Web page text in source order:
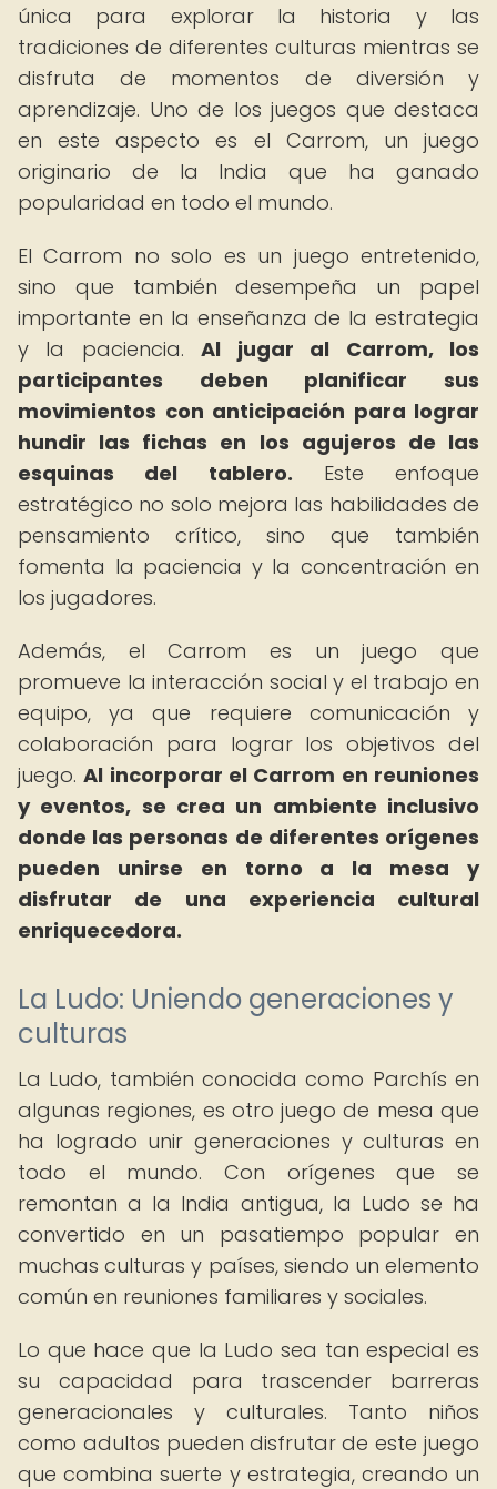
única para explorar la historia y las
tradiciones de diferentes culturas mientras se
disfruta de momentos de diversión y
aprendizaje. Uno de los juegos que destaca
en este aspecto es el Carrom, un juego
originario de la India que ha ganado
popularidad en todo el mundo.
El Carrom no solo es un juego entretenido,
sino que también desempeña un papel
importante en la enseñanza de la estrategia
y la paciencia.Al jugar al Carrom, los
participantes deben planificar sus
movimientos con anticipación para lograr
hundir las fichas en los agujeros de las
esquinas del tablero. Este enfoque
estratégico no solo mejora las habilidades de
pensamiento crítico, sino que también
fomenta la paciencia y la concentración en
los jugadores.
Además, el Carrom es un juego que
promueve la interacción social y el trabajo en
equipo, ya que requiere comunicación y
colaboración para lograr los objetivos del
juego.Al incorporar el Carrom en reuniones
y eventos, se crea un ambiente inclusivo
donde las personas de diferentes orígenes
pueden unirse en torno a la mesa y
disfrutar de una experiencia cultural
enriquecedora.
La Ludo: Uniendo generaciones y
culturas
La Ludo, también conocida como Parchís en
algunas regiones, es otro juego de mesa que
ha logrado unir generaciones y culturas en
todo el mundo. Con orígenes que se
remontan a la India antigua, la Ludo se ha
convertido en un pasatiempo popular en
muchas culturas y países, siendo un elemento
común en reuniones familiares y sociales.
Lo que hace que la Ludo sea tan especial es
su capacidad para trascender barreras
generacionales y culturales. Tanto niños
como adultos pueden disfrutar de este juego
que combina suerte y estrategia, creando un